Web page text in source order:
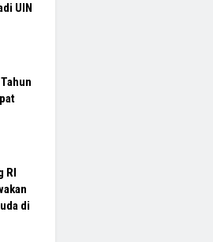
UIN
RI
di